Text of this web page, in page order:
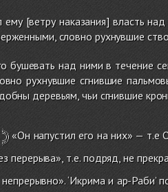
[ветру наказания] власть
словно рухнувшие
бушевать над ними в течение
рухнувшие сгнившие
деревьям, чьи сгнившие
﴿«Он напустил его на них» — т.е
перерыва», т.е. подряд, не
‘Икрима и ар-Раби’